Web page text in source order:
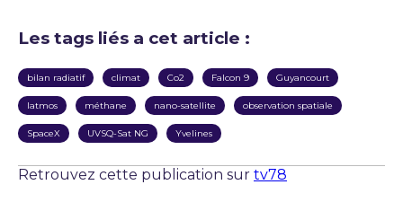
Les tags liés a cet article :
bilan radiatif climat Co2 Falcon 9 Guyancourt
latmos méthane nano-satellite observation spatiale
SpaceX UVSQ-Sat NG Yvelines
Retrouvez cette publication sur tv78